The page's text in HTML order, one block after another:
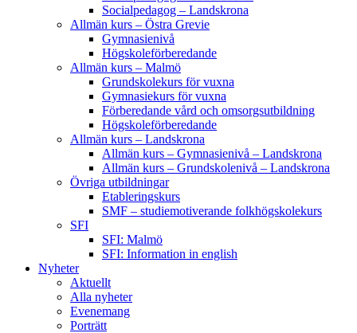
Socialpedagog – Landskrona
Allmän kurs – Östra Grevie
Gymnasienivå
Högskoleförberedande
Allmän kurs – Malmö
Grundskolekurs för vuxna
Gymnasiekurs för vuxna
Förberedande vård och omsorgsutbildning
Högskoleförberedande
Allmän kurs – Landskrona
Allmän kurs – Gymnasienivå – Landskrona
Allmän kurs – Grundskolenivå – Landskrona
Övriga utbildningar
Etableringskurs
SMF – studiemotiverande folkhögskolekurs
SFI
SFI: Malmö
SFI: Information in english
Nyheter
Aktuellt
Alla nyheter
Evenemang
Porträtt